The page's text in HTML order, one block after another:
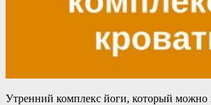
Утренний комплекс йоги, который можно